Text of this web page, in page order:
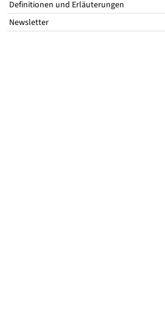
Definitionen und Erläuterungen
Newsletter